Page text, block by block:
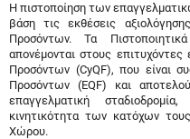
Η πιστοποίηση των
βάση τις εκθέσεις
Προσόντων. Τα
απονέμονται στους επιτυχόντες
Προσόντων (CyQF), που είναι
Προσόντων (EQF) και
επαγγελματική
κινητικότητα των κατόχων
Χώρου.